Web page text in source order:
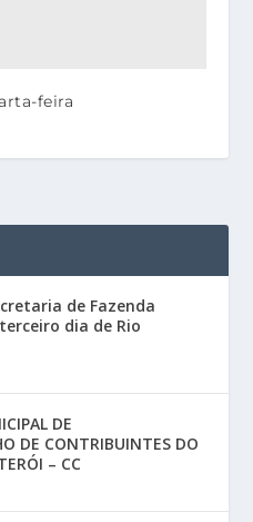
feira
de Fazenda
dia de Rio
DE
DE CONTRIBUINTES DO
– CC